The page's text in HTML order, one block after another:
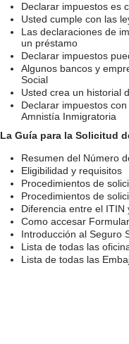
Declarar impuestos es
Usted cumple con las
Las declaraciones de
un préstamo
Declarar impuestos
Algunos bancos y
Social
Usted crea un historial
Declarar impuestos
Amnistía Inmigratoria
La Guía para la Solicitud
Resumen del Número
Eligibilidad y requisitos
Procedimientos de
Procedimientos de
Diferencia entre el
Como accesar
Introducción al Seguro
Lista de todas las
Lista de todas las